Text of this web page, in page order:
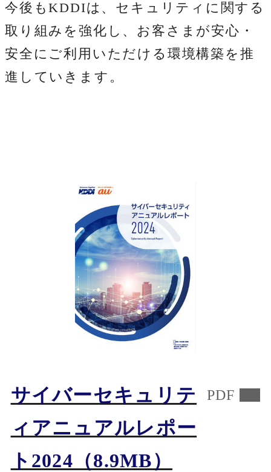
今後もKDDIは、セキュリティに関する
取り組みを強化し、お客さまが安心・
安全にご利用いただける環境構築を推
進していきます。
サイバーセキュリテ
ィアニュアルレポー
ト2024 （8.9MB）
PDF
PDFファイルを開く